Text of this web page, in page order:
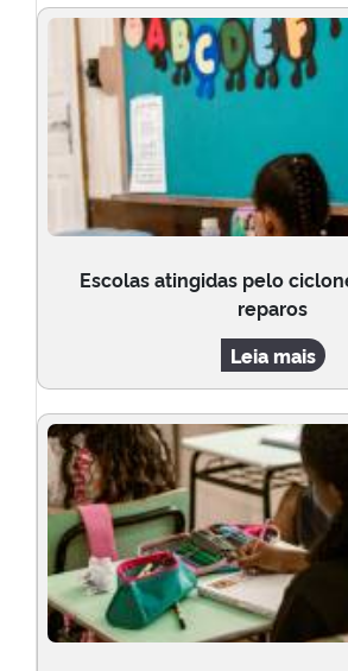
Escolas atingidas pelo
reparos
Leia mais